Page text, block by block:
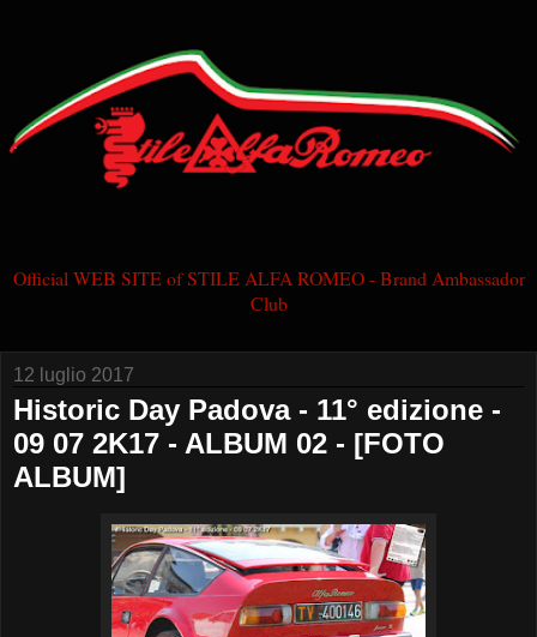
Official WEB SITE of STILE ALFA ROMEO - Brand Ambassador
Club
12 luglio 2017
Historic Day Padova - 11° edizione -
09 07 2K17 - ALBUM 02 - [FOTO
ALBUM]